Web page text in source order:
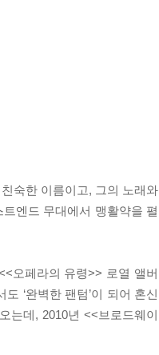
숙한 이름이고, 그의 노래와
엔드 무대에서 맹활약을 펼
오페라의 유령>> 로열 앨버
‘완벽한 팬텀’이 되어 혼신
는데, 2010년 <<브로드웨이